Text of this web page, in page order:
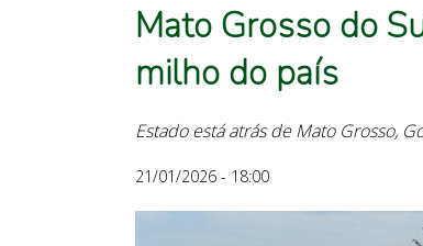
Mato Grosso do
milho do país
Estado está atrás de Mato Grosso,
21/01/2026 - 18:00